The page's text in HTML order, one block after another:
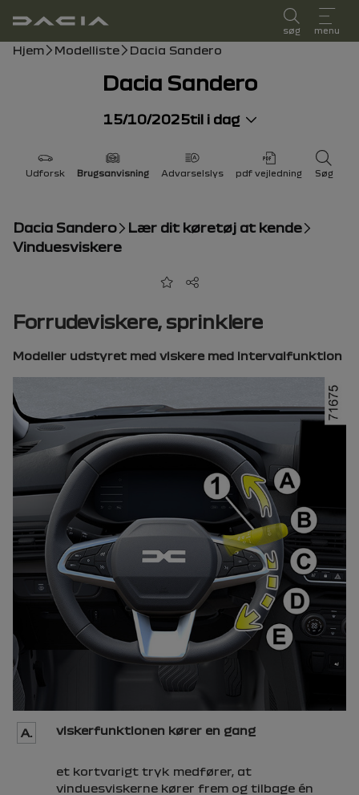
brugervejledning
søg menu
Bredkrumme
Hjem Modelliste Dacia Sandero
Dacia Sandero
15/10/2025til i dag
Udforsk Brugsanvisning Advarselslys pdf vejledning Søg
Dacia Sandero
Lær dit køretøj at kende
Vinduesviskere
Tilføj til favoritter
Del
Forrudeviskere, sprinklere
Modeller udstyret med viskere med intervalfunktion
A. viskerfunktionen kører en gang
et kortvarigt tryk medfører, at
vinduesviskerne kører frem og tilbage én